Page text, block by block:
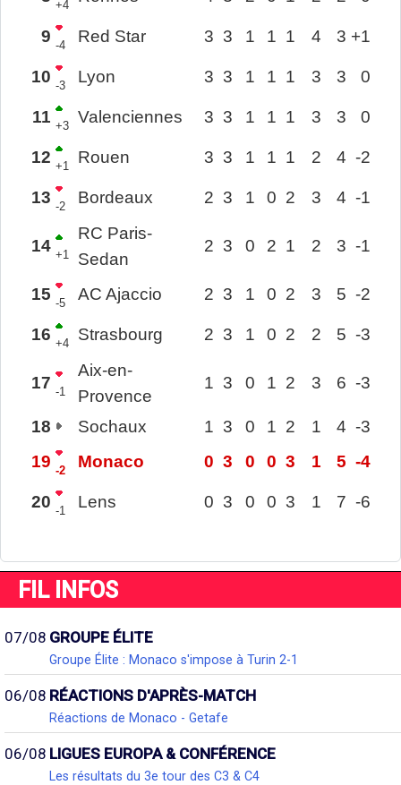
+4
9 -4 Red Star 3 3 1 1 1 4 3 +1
10 -3 Lyon 3 3 1 1 1 3 3 0
11 +3 Valenciennes 3 3 1 1 1 3 3 0
12 +1 Rouen 3 3 1 1 1 2 4 -2
13 -2 Bordeaux 2 3 1 0 2 3 4 -1
14 +1
RC Paris-
Sedan
2 3 0 2 1 2 3 -1
15 -5 AC Ajaccio 2 3 1 0 2 3 5 -2
16 +4 Strasbourg 2 3 1 0 2 2 5 -3
17 -1
Aix-en-
Provence
1 3 0 1 2 3 6 -3
18 Sochaux 1 3 0 1 2 1 4 -3
19 -2 Monaco 0 3 0 0 3 1 5 -4
20 -1 Lens 0 3 0 0 3 1 7 -6
FIL INFOS
07/08 GROUPE ÉLITE
Groupe Élite : Monaco s'impose à Turin 2-1
06/08 RÉACTIONS D'APRÈS-MATCH
Réactions de Monaco - Getafe
06/08 LIGUES EUROPA & CONFÉRENCE
Les résultats du 3e tour des C3 & C4